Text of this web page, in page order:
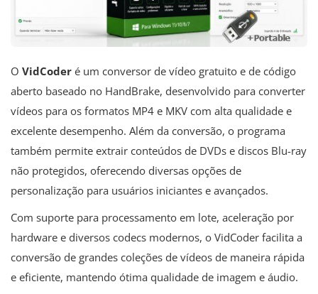
O VidCoder é um conversor de vídeo gratuito e de código
aberto baseado no HandBrake, desenvolvido para converter
vídeos para os formatos MP4 e MKV com alta qualidade e
excelente desempenho. Além da conversão, o programa
também permite extrair conteúdos de DVDs e discos Blu-ray
não protegidos, oferecendo diversas opções de
personalização para usuários iniciantes e avançados.
Com suporte para processamento em lote, aceleração por
hardware e diversos codecs modernos, o VidCoder facilita a
conversão de grandes coleções de vídeos de maneira rápida
e eficiente, mantendo ótima qualidade de imagem e áudio.